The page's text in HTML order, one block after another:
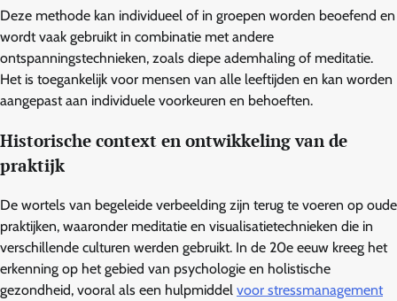
Deze methode kan individueel of in groepen worden beoefend en
wordt vaak gebruikt in combinatie met andere
ontspanningstechnieken, zoals diepe ademhaling of meditatie.
Het is toegankelijk voor mensen van alle leeftijden en kan worden
aangepast aan individuele voorkeuren en behoeften.
Historische context en ontwikkeling van de
praktijk
De wortels van begeleide verbeelding zijn terug te voeren op oude
praktijken, waaronder meditatie en visualisatietechnieken die in
verschillende culturen werden gebruikt. In de 20e eeuw kreeg het
erkenning op het gebied van psychologie en holistische
gezondheid, vooral als een hulpmiddel voor stressmanagement